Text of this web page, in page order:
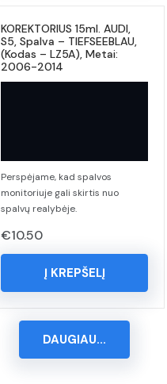
KOREKTORIUS 15ml. AUDI,
S5, Spalva – TIEFSEEBLAU,
(Kodas – LZ5A), Metai:
2006-2014
Perspėjame, kad spalvos
monitoriuje gali skirtis nuo
spalvų realybėje.
€10.50
Į KREPŠELĮ
DAUGIAU...